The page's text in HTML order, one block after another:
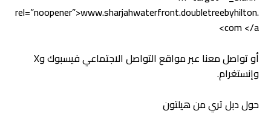
rel=”noopener”>www.sharjahwaterfront.doubletreebyhilton.
com </a>
أو تواصل معنا عبر مواقع التواصل الاجتماعي فيسبوك وX
وإنستغرام.
حول دبل تري من هيلتون